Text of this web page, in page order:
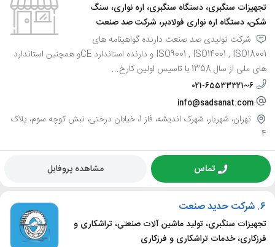
تجهیزات سنگبری، دستگاه سنگبری، اره نواری، سنگ
شکن، دستگاه اره نواری فولادبر، شرکت صد صنعت
شرکت تولیدی صد صنعت دارنده گواهینامه های
ISO9001 , ISO14001 , ISO18001 و دارنده استاندارد CEو همچنین استاندارد
های ملی از سال 1358 با تاسیس اولین کارخ...
021-65533321~6
info@sadsanat.com
تهران، شهریار، شهرک اندیشه، فاز 1، خیابان درختی، نبش کوچه سوم، پلاک
4
تماس مشاهده پروفایل
6. شرکت حدید صنعت
تجهیزات سنگبری، تولید ماشین آلات صنعتی، تراشکاری و
فرزکاری، خدمات تراشکاری و فرزکاری